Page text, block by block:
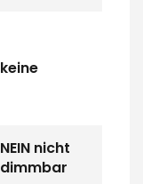
keine
NEIN nicht
dimmbar